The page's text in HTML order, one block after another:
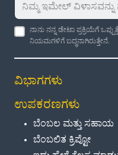
ನಾನು ನನ್ನ ಡೇಟಾ ಪ್ರಕ್ರಿಯೆಗೆ
ನಿಯಮಗಳಿಗೆ ಬದ್ಧನಾಗಿರುತ್ತೇನೆ.
ವಿಭಾಗಗಳು
ಉಪಕರಣಗಳು
ಬೆಂಬಲ ಮತ್ತು ಸಹಾಯ
ಬೆಂಬಲಿತ ಕ್ರಿಪ್ಟೋ